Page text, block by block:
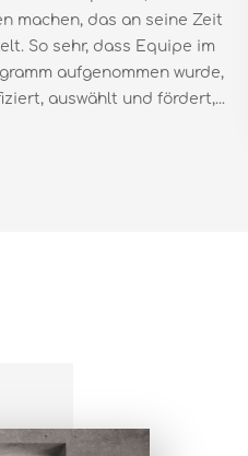
machen, das an seine Zeit
So sehr, dass Equipe im
aufgenommen wurde,
auswählt und fördert,...